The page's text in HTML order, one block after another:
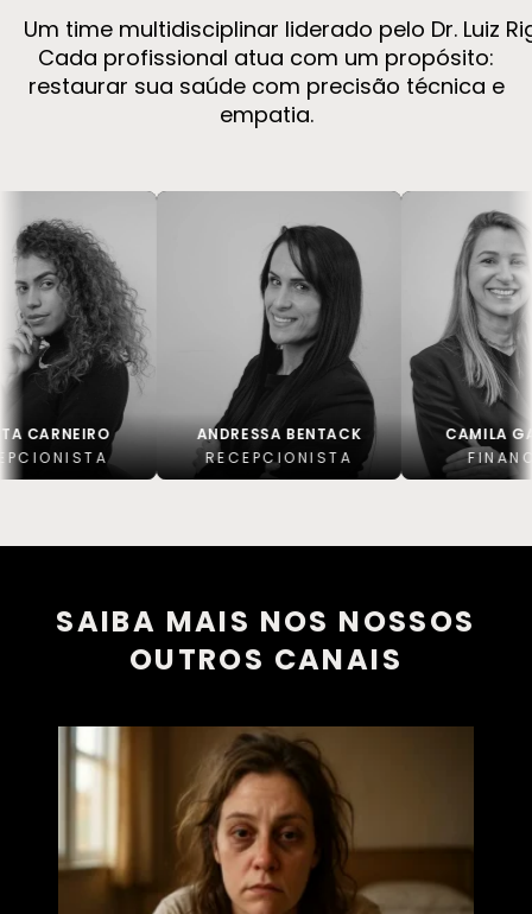
Um time multidisciplinar liderado pelo Dr. Luiz
Cada profissional atua com um propósito:
restaurar sua saúde com precisão técnica e
empatia.
ANDRESSA BENTACK
RECEPCIONISTA
CAMILA GAITKOSKI
FINANCEIRO
SAIBA MAIS NOS NOSSOS
OUTROS CANAIS